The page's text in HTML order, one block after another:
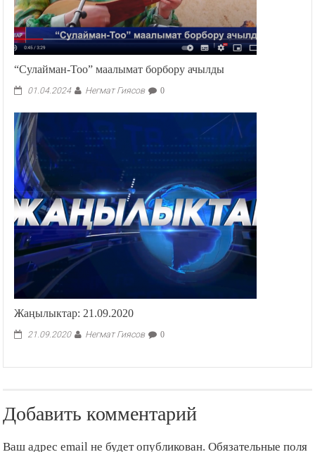
“Сулайман-Тоо” маалымат борбору ачылды
01.04.2024 Негмат Гиясов 0
Жаңылыктар: 21.09.2020
21.09.2020 Негмат Гиясов 0
Добавить комментарий
Ваш адрес email не будет опубликован. Обязательные поля